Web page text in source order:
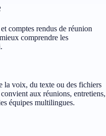
comptes rendus de réunion
comprendre les
la voix, du texte ou des fichiers
aux réunions, entretiens,
équipes multilingues.